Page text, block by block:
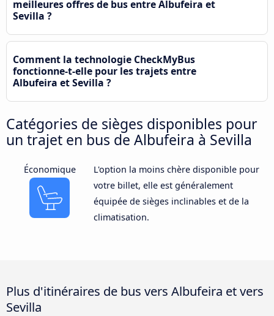
meilleures offres de bus entre Albufeira et
Sevilla ?
Comment la technologie CheckMyBus
fonctionne-t-elle pour les trajets entre
Albufeira et Sevilla ?
Catégories de sièges disponibles pour
un trajet en bus de Albufeira à Sevilla
Économique
L'option la moins chère disponible pour
votre billet, elle est généralement
équipée de sièges inclinables et de la
climatisation.
Plus d'itinéraires de bus vers Albufeira et vers
Sevilla